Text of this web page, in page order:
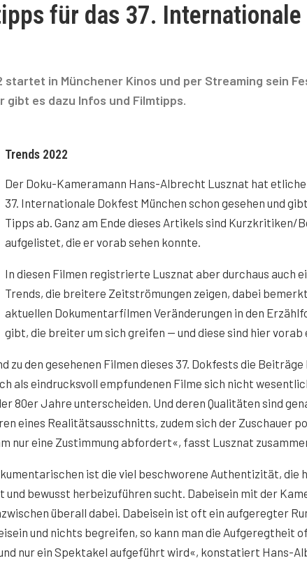
für das 37.
startet in Münchener Kinos und per Streaming sein
gibt es dazu Infos und Filmtipps.
Trends 2022
Der Doku-Kameramann Hans-Albrecht Lusznat hat
37. Internationale Dokfest München schon gesehen und
Tipps ab. Ganz am Ende dieses Artikels sind Kurzkritiken/
aufgelistet, die er vorab sehen konnte.
In diesen Filmen registrierte Lusznat aber durchaus auch
Trends, die breitere Zeitströmungen zeigen, dabei
aktuellen Dokumentarfilmen Veränderungen in den
gibt, die breiter um sich greifen — und diese sind hier
zu den gesehenen Filmen dieses 37. Dokfests die
als eindrucksvoll empfundenen Filme sich nicht
80er Jahre unterscheiden. Und deren Qualitäten sind
eines Realitätsausschnitts, zudem sich der Zuschauer
nur eine Zustimmung abfordert«, fasst Lusznat
ist die viel beschworene Authentizität, die
bewusst herbeizuführen sucht. Dabeisein mit der
überall dabei. Dabeisein ist oft ein aufgeregter
und nichts begreifen, so kann man die Aufgeregtheit
nur ein Spektakel aufgeführt wird«, konstatiert Hans-